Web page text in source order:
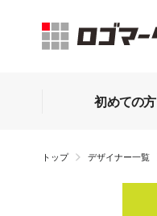
初めての方
トップ デザイナー一覧